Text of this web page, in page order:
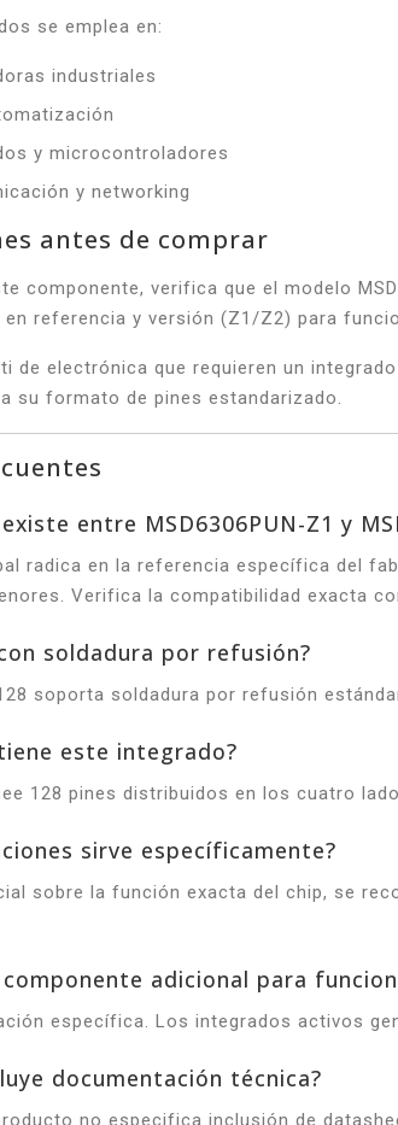
se emplea en:
industriales
y microcontroladores
y networking
antes de comprar
componente, verifica que el modelo
referencia y versión (Z1/Z2) para
de electrónica que requieren un
su formato de pines estandarizado.
entre MSD6306PUN-Z1 y
radica en la referencia específica del
Verifica la compatibilidad exacta
soldadura por refusión?
soporta soldadura por refusión
este integrado?
128 pines distribuidos en los cuatro
sirve específicamente?
sobre la función exacta del chip, se
componente adicional para
específica. Los integrados activos
documentación técnica?
no especifica inclusión de